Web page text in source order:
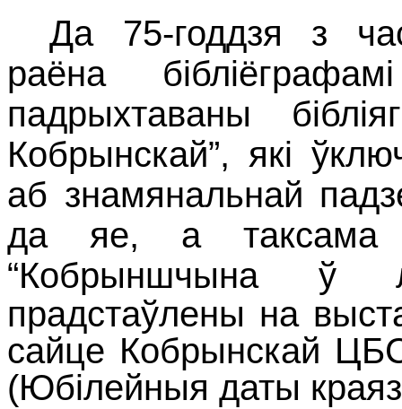
Да 75-годдзя з
раёна
падрыхтаваны
Кобрынскай”, які
аб знамянальнай
да яе, а таксама
“Кобрыншчына ў
прадстаўлены на
сайце Кобрынскай
(Юбілейныя даты